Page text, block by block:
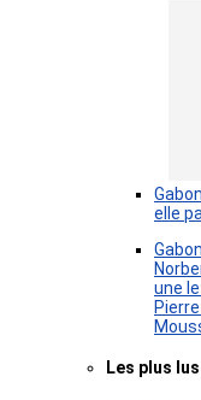
elle
une
Les plus lus